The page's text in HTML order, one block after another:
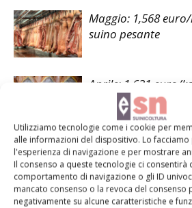
Utilizziamo tecnologie come i cookie per
alle informazioni del dispositivo. Lo
l'esperienza di navigazione e per mostrare
Il consenso a queste tecnologie ci
comportamento di navigazione o gli ID
mancato consenso o la revoca del consenso
negativamente su alcune caratteristiche e
Maggio: 1,568
suino pesante
Aprile: 1,631 euro/
pesante
Marzo: 1,545 euro/
pesante